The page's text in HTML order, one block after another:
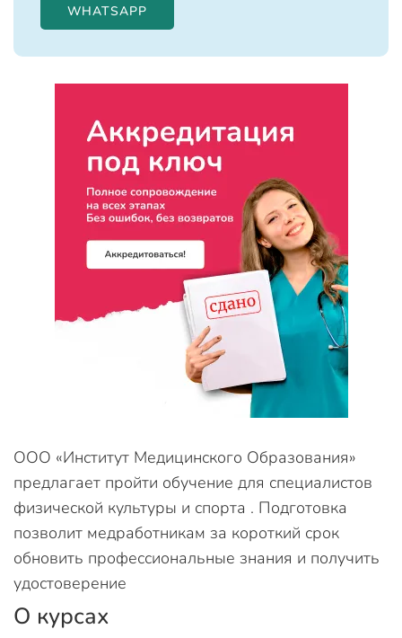
WHATSAPP
ООО «Институт Медицинского Образования»
предлагает пройти обучение для специалистов
физической культуры и спорта . Подготовка
позволит медработникам за короткий срок
обновить профессиональные знания и получить
удостоверение
О курсах